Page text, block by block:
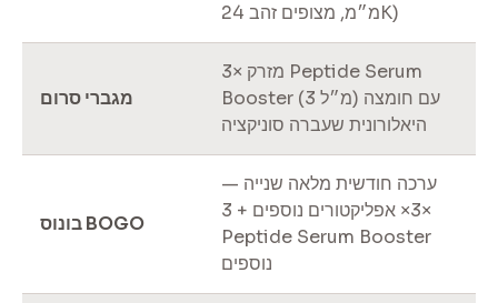
מ״מ, מצופים זהב 24K)
מגברי סרום
3× מזרק Peptide Serum
Booster (3 מ״ל) עם חומצה
היאלורונית שעברה סוניקציה
בונוס BOGO
ערכה חודשית מלאה שנייה —
3× אפליקטורים נוספים + 3×
Peptide Serum Booster
נוספים